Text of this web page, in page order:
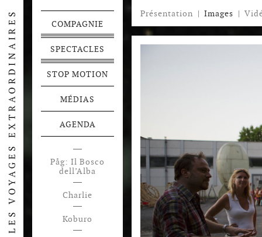
Présentation | Images |
COMPAGNIE
SPECTACLES
STOP MOTION
MÉDIAS
AGENDA
Påg: Il Bosco
dell’Alba
Charlie
Koburo